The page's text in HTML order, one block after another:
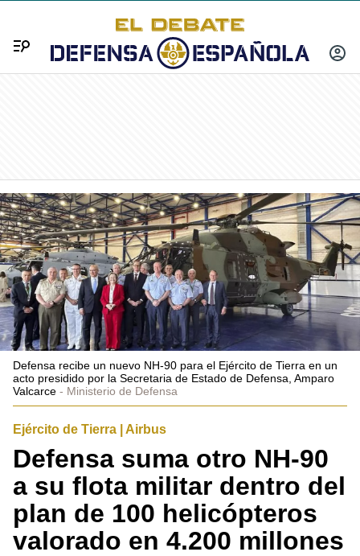
INICIAR
Menú
Defensa recibe un nuevo NH-90 para el Ejército de Tierra en un
acto presidido por la Secretaria de Estado de Defensa, Amparo
Valcarce
Ministerio de Defensa
Ejército de Tierra | Airbus
Defensa suma otro NH-90
a su flota militar dentro del
plan de 100 helicópteros
valorado en 4.200 millones